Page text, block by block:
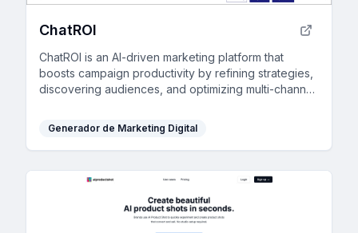
ChatROI
ChatROI is an AI-driven marketing platform that
boosts campaign productivity by refining strategies,
discovering audiences, and optimizing multi-channel
Generador de Marketing Digital